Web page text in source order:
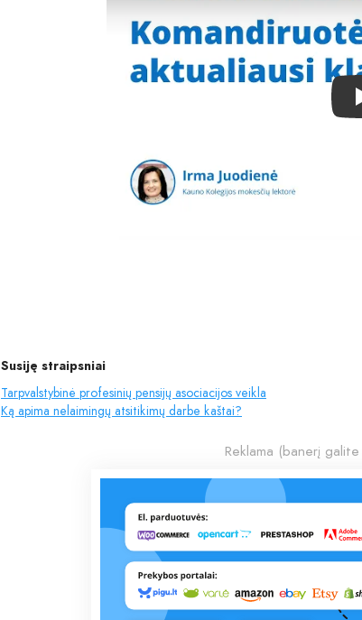
Susiję straipsniai
Tarpvalstybinė profesinių pensijų asociacijos veikla
Ką apima nelaimingų atsitikimų darbe kaštai?
Reklama (banerį